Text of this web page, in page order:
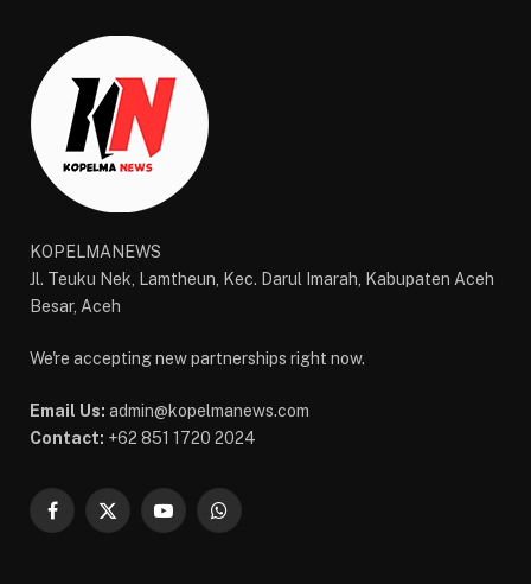
KOPELMANEWS
Jl. Teuku Nek, Lamtheun, Kec. Darul Imarah, Kabupaten Aceh
Besar, Aceh
We're accepting new partnerships right now.
Email Us: admin@kopelmanews.com
Contact: +62 851 1720 2024
Facebook
X
YouTubeWhatsApp